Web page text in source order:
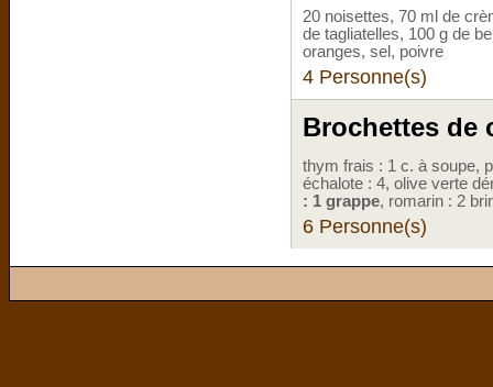
20 noisettes, 70 ml de
de tagliatelles, 100 g de
oranges, sel, poivre
4 Personne(s)
Brochettes de
thym frais : 1 c. à soupe,
échalote : 4, olive verte
: 1 grappe, romarin : 2
6 Personne(s)